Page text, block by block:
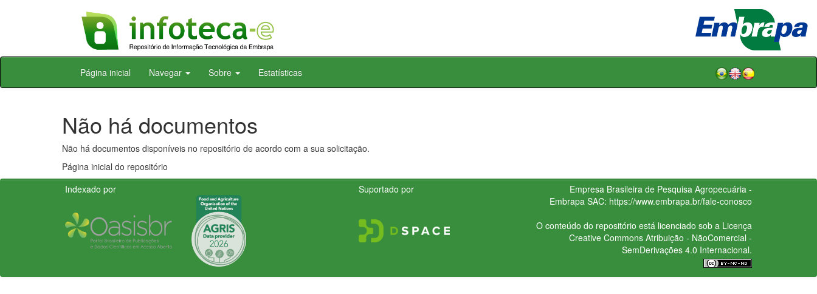
Skip
Página inicial Navegar Sobre Estatísticas
Não há documentos
Não há documentos disponíveis no repositório de acordo com a sua solicitação.
Página inicial do repositório
Indexado por
Suportado por
Empresa Brasileira de Pesquisa Agropecuária -
Embrapa SAC: https://www.embrapa.br/fale-conosco
O conteúdo do repositório está licenciado sob a Licença
Creative CommonsAtribuição - NãoComercial -
SemDerivações 4.0 Internacional.